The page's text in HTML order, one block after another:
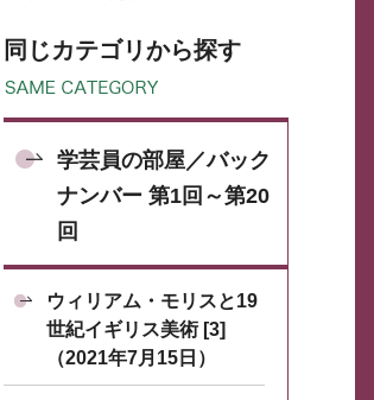
同じカテゴリから探す
学芸員の部屋／バック
ナンバー 第1回～第20
回
ウィリアム・モリスと19
世紀イギリス美術 [3]
（2021年7月15日）